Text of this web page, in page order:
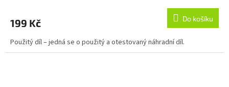
199 Kč Do košíku
Použitý díl – jedná se o použitý a otestovaný náhradní díl.